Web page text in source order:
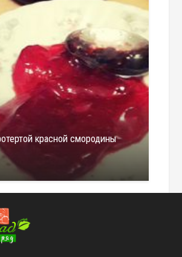
красной смородины